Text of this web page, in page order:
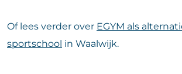
Of lees verder over EGYM als
sportschool in Waalwijk.